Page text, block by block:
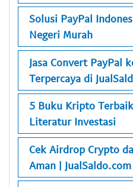
Solusi PayPal
Negeri Murah
Jasa Convert PayPal
Terpercaya di
5 Buku Kripto
Literatur Investasi
Cek Airdrop Crypto
Aman | JualSaldo.com